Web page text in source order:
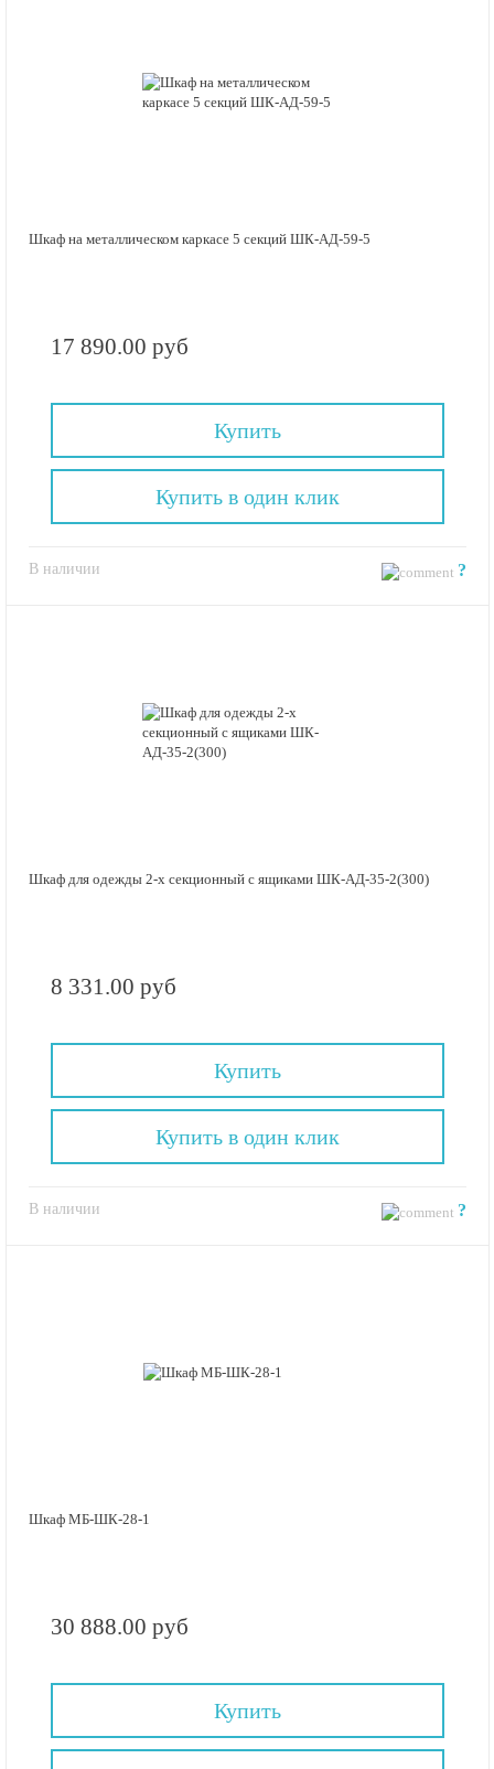
Шкаф на металлическом каркасе 5 секций ШК-АД-59-5
17 890.00 руб
Купить
В наличии ?
Купить в один клик
Шкаф для одежды 2-х секционный с ящиками ШК-АД-35-2(300)
8 331.00 руб
Купить
В наличии ?
Купить в один клик
Шкаф МБ-ШК-28-1
30 888.00 руб
Купить